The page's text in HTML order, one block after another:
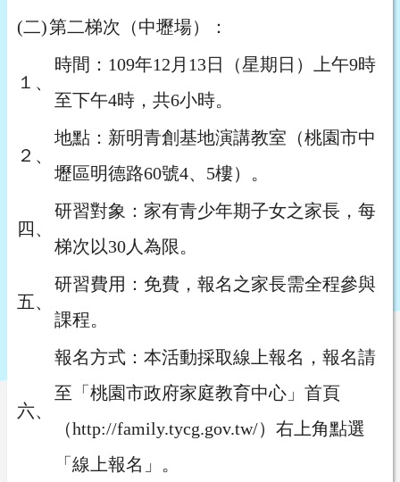
(二)第二梯次（中壢場）：
１、
時間：109年12月13日（星期日）上午9時
至下午4時，共6小時。
２、
地點：新明青創基地演講教室（桃園市中
壢區明德路60號4、5樓）。
四、
研習對象：家有青少年期子女之家長，每
梯次以30人為限。
五、
研習費用：免費，報名之家長需全程參與
課程。
六、
報名方式：本活動採取線上報名，報名請
至「桃園市政府家庭教育中心」首頁
（http://family.tycg.gov.tw/）右上角點選
「線上報名」。